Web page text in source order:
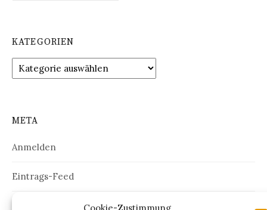
KATEGORIEN
Kategorien
META
Anmelden
Eintrags-Feed
Kommentar-Feed